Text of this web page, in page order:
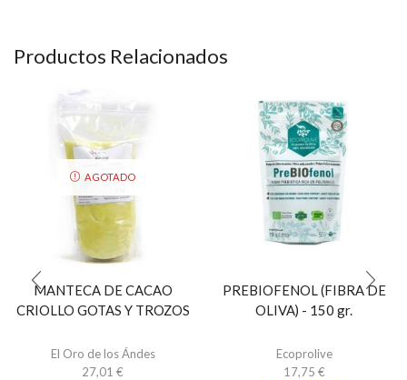
Productos Relacionados
AGOTADO
MANTECA DE CACAO
CRIOLLO GOTAS Y TROZOS
El Oro de los Ándes
27,01€
PREBIOFENOL (FIBRA DE
OLIVA) - 150 gr.
Ecoprolive
17,75 €